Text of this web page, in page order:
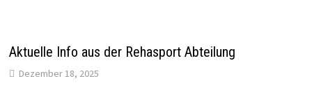
Aktuelle Info aus der Rehasport Abteilung
Dezember 18, 2025